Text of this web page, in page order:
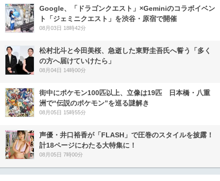
Google、「ドラゴンクエスト」×Geminiのコラボイベン
ト「ジェミニクエスト」を渋谷・原宿で開催
08月03日 18時42分
松村北斗と今田美桜、急逝した東野圭吾氏へ誓う「多く
の方へ届けていけたら」
08月04日 14時00分
街中にポケモン100匹以上、立像は19匹 日本橋・八重
洲で“伝説のポケモン”を巡る謎解き
08月05日 15時55分
声優・井口裕香が「FLASH」で圧巻のスタイルを披露！
計18ページにわたる大特集に！
08月05日 7時00分